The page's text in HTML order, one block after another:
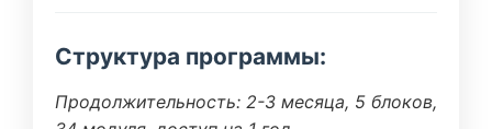
Структура программы:
Продолжительность: 2-3 месяца, 5 блоков,